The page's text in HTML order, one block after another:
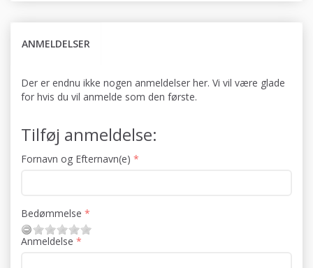
ANMELDELSER
Der er endnu ikke nogen anmeldelser her. Vi vil være glade
for hvis du vil anmelde som den første.
Tilføj anmeldelse:
Fornavn og Efternavn(e)
Bedømmelse
Anmeldelse